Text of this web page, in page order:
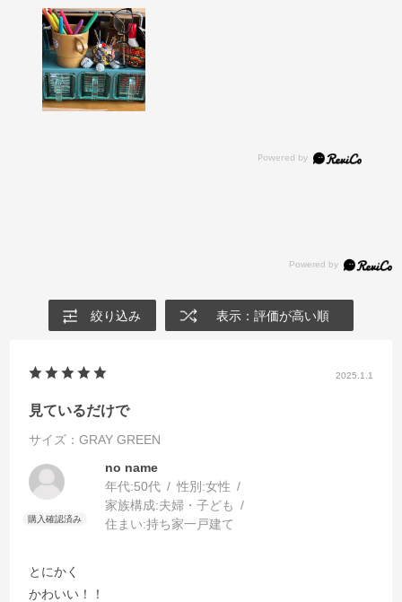
絞り込み 表示：評価が高い順
2025.1.1
見ているだけで
サイズ：GRAY GREEN
no name
年代:50代 性別:女性
家族構成:夫婦・子ども
住まい:持ち家一戸建て
とにかく
かわいい！！